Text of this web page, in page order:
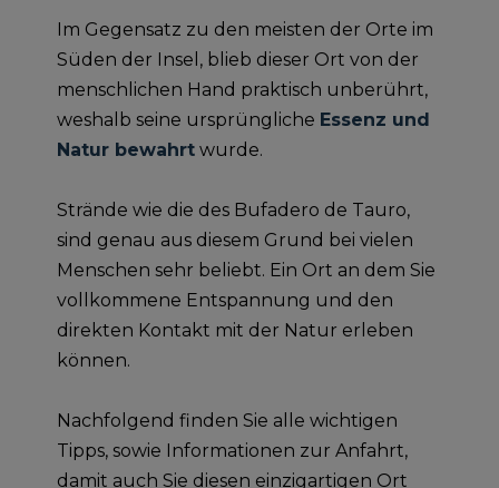
Im Gegensatz zu den meisten der Orte im
Süden der Insel, blieb dieser Ort von der
menschlichen Hand praktisch unberührt,
weshalb seine ursprüngliche Essenz und
Natur bewahrt wurde.
Strände wie die des Bufadero de Tauro,
sind genau aus diesem Grund bei vielen
Menschen sehr beliebt. Ein Ort an dem Sie
vollkommene Entspannung und den
direkten Kontakt mit der Natur erleben
können.
Nachfolgend finden Sie alle wichtigen
Tipps, sowie Informationen zur Anfahrt,
damit auch Sie diesen einzigartigen Ort